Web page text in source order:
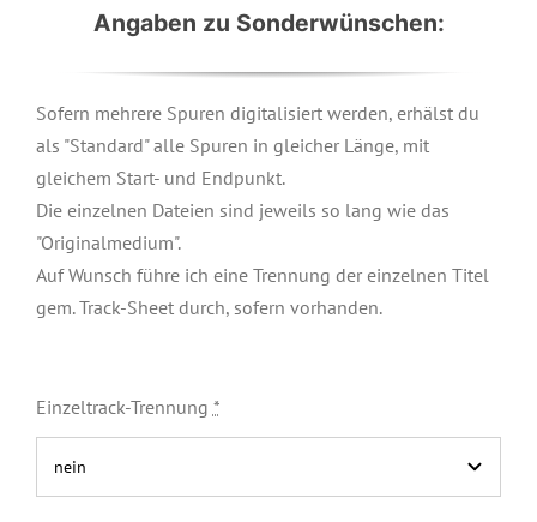
Angaben zu Sonderwünschen:
Sofern mehrere Spuren digitalisiert werden, erhälst du
als "Standard" alle Spuren in gleicher Länge, mit
gleichem Start- und Endpunkt.
Die einzelnen Dateien sind jeweils so lang wie das
"Originalmedium".
Auf Wunsch führe ich eine Trennung der einzelnen Titel
gem. Track-Sheet durch, sofern vorhanden.
Einzeltrack-Trennung *